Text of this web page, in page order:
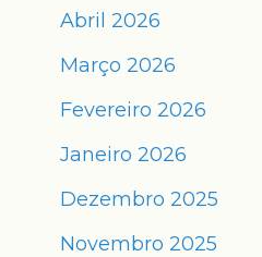
Abril 2026
Março 2026
Fevereiro 2026
Janeiro 2026
Dezembro 2025
Novembro 2025